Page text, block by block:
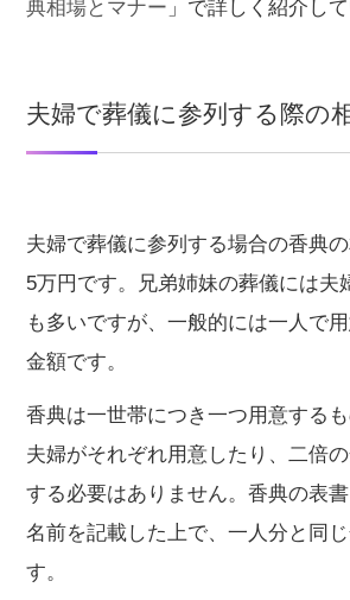
典相場とマナー 」で詳しく紹介して
夫婦で葬儀に参列する際の
夫婦で葬儀に参列する場合の香典
5万円です。兄弟姉妹の葬儀には夫
も多いですが、一般的には一人で
金額です。
香典は一世帯につき一つ用意するも
夫婦がそれぞれ用意したり、二倍
する必要はありません。香典の表
名前を記載した上で、一人分と同
す。